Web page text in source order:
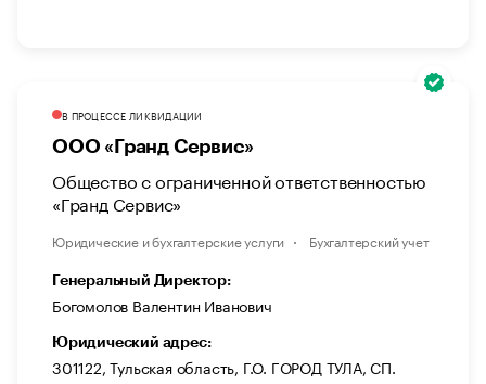
В ПРОЦЕССЕ ЛИКВИДАЦИИ
ООО «Гранд Сервис»
Общество с ограниченной ответственностью
«Гранд Сервис»
Юридические и бухгалтерские услуги Бухгалтерский учет
Генеральный Директор:
Богомолов Валентин Иванович
Юридический адрес:
301122, Тульская область, Г.О. ГОРОД ТУЛА, СП.